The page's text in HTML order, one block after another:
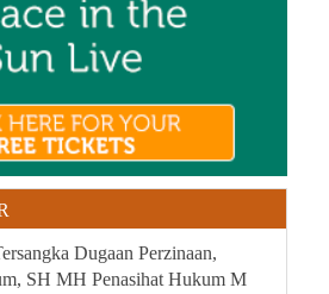
Dugaan Perzinaan,
SH MH Penasihat Hukum M